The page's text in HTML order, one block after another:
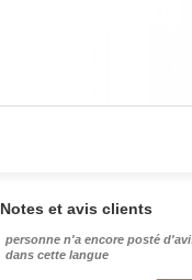
Notes et avis clients
personne n'a encore posté
dans cette langue